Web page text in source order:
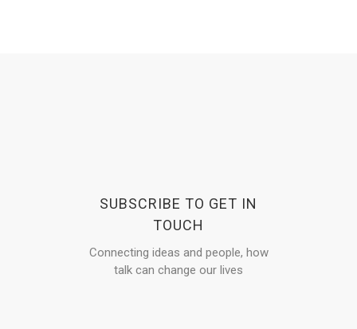
SUBSCRIBE TO GET IN
TOUCH
Connecting ideas and people, how
talk can change our lives